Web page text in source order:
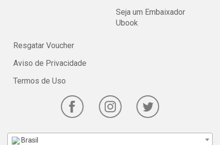
Seja um Embaixador
Ubook
Resgatar Voucher
Aviso de Privacidade
Termos de Uso
Brasil